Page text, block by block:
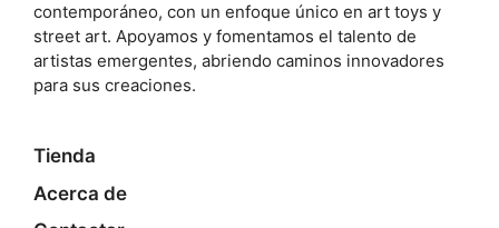
contemporáneo, con un enfoque único en art toys y
street art. Apoyamos y fomentamos el talento de
artistas emergentes, abriendo caminos innovadores
para sus creaciones.
Tienda
Acerca de